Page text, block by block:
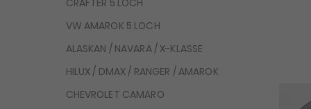
VW AMAROK 5 LOCH
ALASKAN / NAVARA / X-KLASSE
HILUX / DMAX / RANGER / AMAROK
CHEVROLET CAMARO